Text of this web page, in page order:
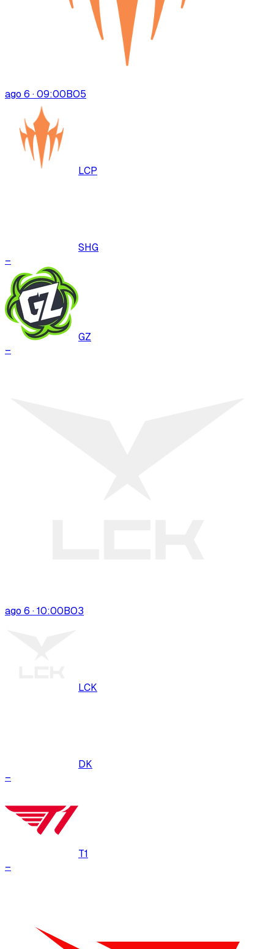
ago 6 · 09:00BO5
LCP
SHG
–
GZ
–
ago 6 · 10:00BO3
LCK
DK
–
T1
–